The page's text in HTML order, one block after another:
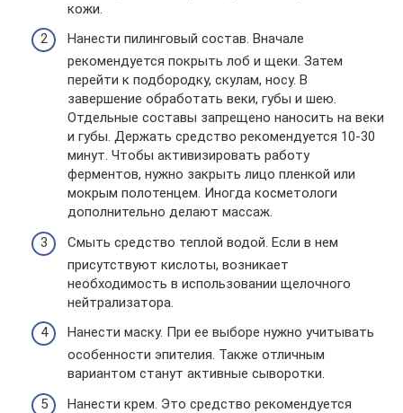
кожи.
Нанести пилинговый состав. Вначале
рекомендуется покрыть лоб и щеки. Затем
перейти к подбородку, скулам, носу. В
завершение обработать веки, губы и шею.
Отдельные составы запрещено наносить на веки
и губы. Держать средство рекомендуется 10-30
минут. Чтобы активизировать работу
ферментов, нужно закрыть лицо пленкой или
мокрым полотенцем. Иногда косметологи
дополнительно делают массаж.
Смыть средство теплой водой. Если в нем
присутствуют кислоты, возникает
необходимость в использовании щелочного
нейтрализатора.
Нанести маску. При ее выборе нужно учитывать
особенности эпителия. Также отличным
вариантом станут активные сыворотки.
Нанести крем. Это средство рекомендуется